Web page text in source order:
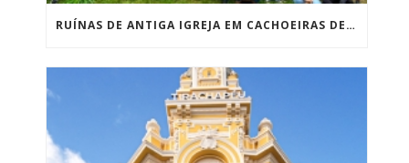
RUÍNAS DE ANTIGA IGREJA EM CACHOEIRAS DE MACACU ATRAEM ESTUDANTES E PESQUISADORES DURANTE OBRAS DE CONSOLIDAÇÃO